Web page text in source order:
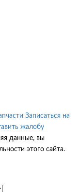
Записаться на
жалобу
данные, вы
этого сайта.